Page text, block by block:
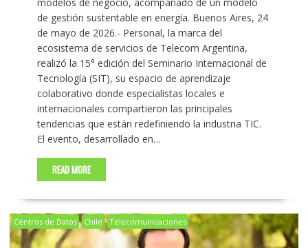
de gestión sustentable en energía. Buenos Aires, 24
de mayo de 2026.- Personal, la marca del
ecosistema de servicios de Telecom Argentina,
realizó la 15° edición del Seminario Internacional de
Tecnología (SIT), su espacio de aprendizaje
colaborativo donde especialistas locales e
internacionales compartieron las principales
tendencias que están redefiniendo la industria TIC.
El evento, desarrollado en…
READ MORE
Centros de Datos Chile Telecomunicaciones